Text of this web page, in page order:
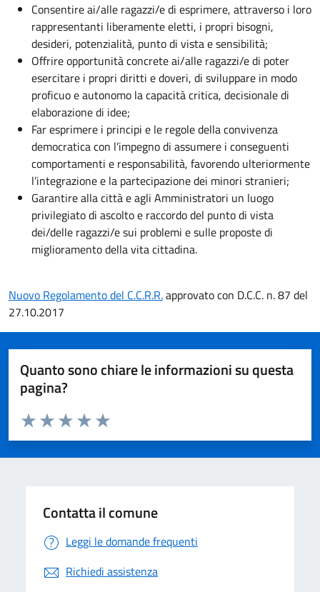
Consentire ai/alle ragazzi/e di esprimere, attraverso i loro
rappresentanti liberamente eletti, i propri bisogni,
desideri, potenzialità, punto di vista e sensibilità;
Offrire opportunità concrete ai/alle ragazzi/e di poter
esercitare i propri diritti e doveri, di sviluppare in modo
proficuo e autonomo la capacità critica, decisionale di
elaborazione di idee;
Far esprimere i principi e le regole della convivenza
democratica con l’impegno di assumere i conseguenti
comportamenti e responsabilità, favorendo ulteriormente
l’integrazione e la partecipazione dei minori stranieri;
Garantire alla città e agli Amministratori un luogo
privilegiato di ascolto e raccordo del punto di vista
dei/delle ragazzi/e sui problemi e sulle proposte di
miglioramento della vita cittadina.
Nuovo Regolamento del C.C.R.R.approvato con D.C.C. n. 87 del
27.10.2017
Quanto sono chiare le informazioni su questa
pagina?
Valuta da 1 a 5 stelle la pagina
Valuta 5 stelle su 5
Valuta 4 stelle su 5
Valuta 3 stelle su 5
Valuta 2 stelle su 5
Valuta 1 stelle su 5
Contatta il comune
Leggi le domande frequenti
Richiedi assistenza